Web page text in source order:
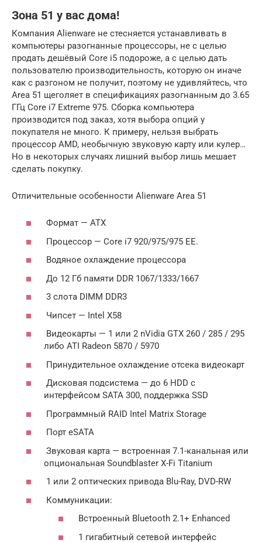
Зона 51 у вас дома!
Компания Alienware не стесняется устанавливать в
компьютеры разогнанные процессоры, не с целью
продать дешёвый Core i5 подороже, а с целью дать
пользователю производительность, которую он иначе
как с разгоном не получит, поэтому не удивляйтесь, что
Area 51 щеголяет в спецификациях разогнанным до 3.65
ГГц Core i7 Extreme 975. Сборка компьютера
производится под заказ, хотя выбора опций у
покупателя не много. К примеру, нельзя выбрать
процессор AMD, необычную звуковую карту или кулер…
Но в некоторых случаях лишний выбор лишь мешает
сделать покупку.
Отличительные особенности Alienware Area 51
Формат — ATX
Процессор — Core i7 920/975/975 EE.
Водяное охлаждение процессора
До 12 Гб памяти DDR 1067/1333/1667
3 слота DIMM DDR3
Чипсет — Intel X58
Видеокарты — 1 или 2 nVidia GTX 260 / 285 / 295
либо ATI Radeon 5870 / 5970
Принудительное охлаждение отсека видеокарт
Дисковая подсистема — до 6 HDD с
интерфейсом SATA 300, поддержка SSD
Программный RAID Intel Matrix Storage
Порт eSATA
Звуковая карта — встроенная 7.1-канальная или
опциональная Soundblaster X-Fi Titanium
1 или 2 оптических привода Blu-Ray, DVD-RW
Коммуникации:
Встроенный Bluetooth 2.1+ Enhanced
1 гигабитный сетевой интерфейс